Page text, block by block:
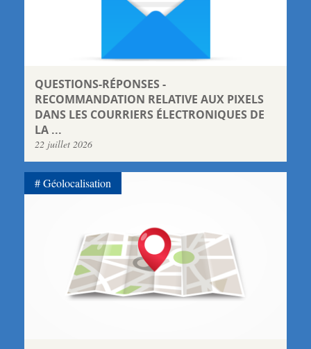
QUESTIONS-RÉPONSES -
RECOMMANDATION RELATIVE AUX PIXELS
DANS LES COURRIERS ÉLECTRONIQUES DE
LA ...
22 juillet 2026
Géolocalisation